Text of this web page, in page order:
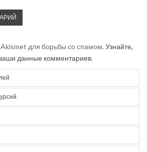
Akismet для борьбы со спамом. Узнайте,
данные комментариев.